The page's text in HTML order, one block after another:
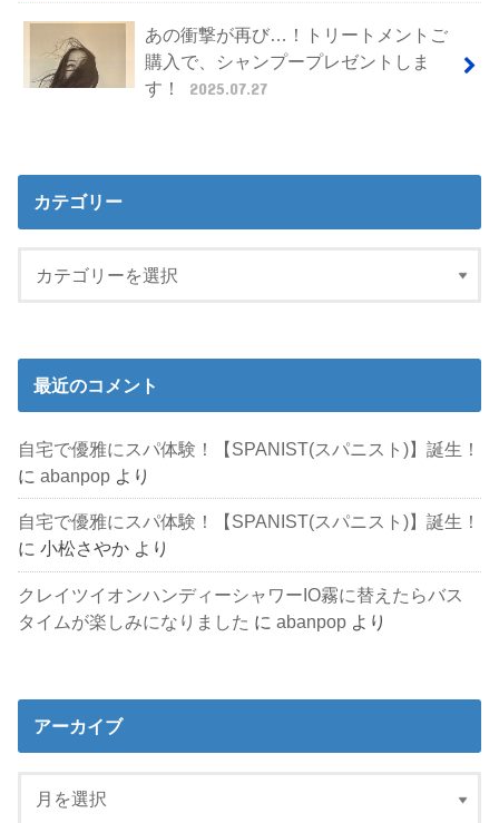
あの衝撃が再び…！トリートメントご
購入で、シャンプープレゼントしま
す！
2025.07.27
カテゴリー
最近のコメント
自宅で優雅にスパ体験！【SPANIST(スパニスト)】誕生！
にabanpop より
自宅で優雅にスパ体験！【SPANIST(スパニスト)】誕生！
に小松さやか より
クレイツイオンハンディーシャワーIO霧に替えたらバス
タイムが楽しみになりました にabanpop より
アーカイブ